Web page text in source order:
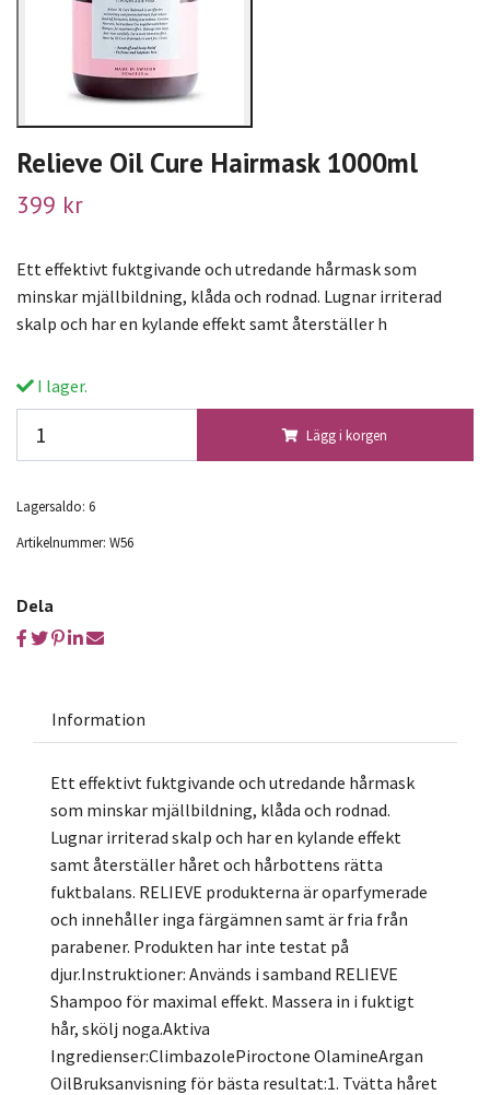
Relieve Oil Cure Hairmask 1000ml
399 kr
Ett effektivt fuktgivande och utredande hårmask som
minskar mjällbildning, klåda och rodnad. Lugnar irriterad
skalp och har en kylande effekt samt återställer h
I lager.
Lägg i korgen
Lagersaldo: 6
Artikelnummer: W56
Dela
Information
Ett effektivt fuktgivande och utredande hårmask
som minskar mjällbildning, klåda och rodnad.
Lugnar irriterad skalp och har en kylande effekt
samt återställer håret och hårbottens rätta
fuktbalans. RELIEVE produkterna är oparfymerade
och innehåller inga färgämnen samt är fria från
parabener. Produkten har inte testat på
djur.Instruktioner: Används i samband RELIEVE
Shampoo för maximal effekt. Massera in i fuktigt
hår, skölj noga.Aktiva
Ingredienser:ClimbazolePiroctone OlamineArgan
OilBruksanvisning för bästa resultat:1. Tvätta håret